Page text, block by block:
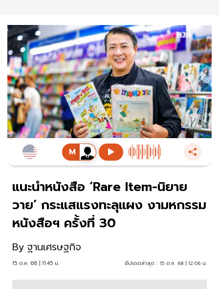
แนะนำหนังสือ ‘Rare Item-นิยาย
วาย’ กระแสแรงทะลุแผง งามหกรรม
หนังสือฯ ครั้งที่ 30
By ฐานเศรษฐกิจ
15 ต.ค. 68 | 11:45 น. อัปเดตล่าสุด : 15 ต.ค. 68 | 12:06 น.